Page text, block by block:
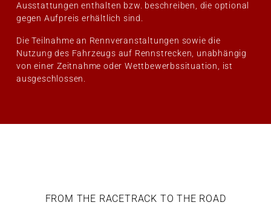
Ausstattungen enthalten bzw. beschreiben, die optional
gegen Aufpreis erhältlich sind.
Die Teilnahme an Rennveranstaltungen sowie die
Nutzung des Fahrzeugs auf Rennstrecken, unabhängig
von einer Zeitnahme oder Wettbewerbssituation, ist
ausgeschlossen.
FROM THE RACETRACK TO THE ROAD